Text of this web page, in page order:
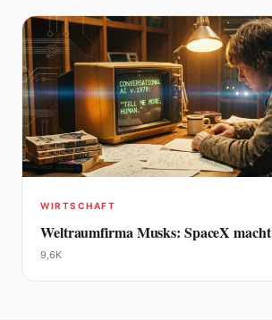
WIRTSCHAFT
Weltraumfirma Musks: SpaceX macht
9,6K